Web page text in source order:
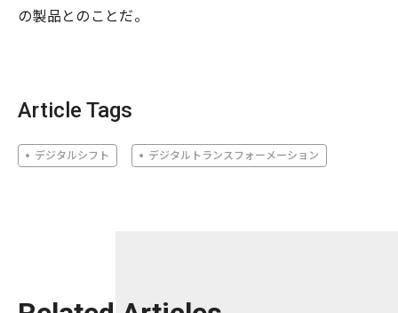
の製品とのことだ。
Article Tags
デジタルシフト デジタルトランスフォーメーション